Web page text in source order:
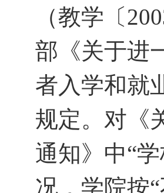
（教学 〔
部《关于进
者入学和就
规定。对《
通知》中“
况，学院按